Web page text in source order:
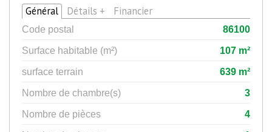
Général Détails + Financier
Code postal
86100
Surface habitable (m²)
107 m²
surface terrain
639 m²
Nombre de chambre(s)
3
Nombre de pièces
4